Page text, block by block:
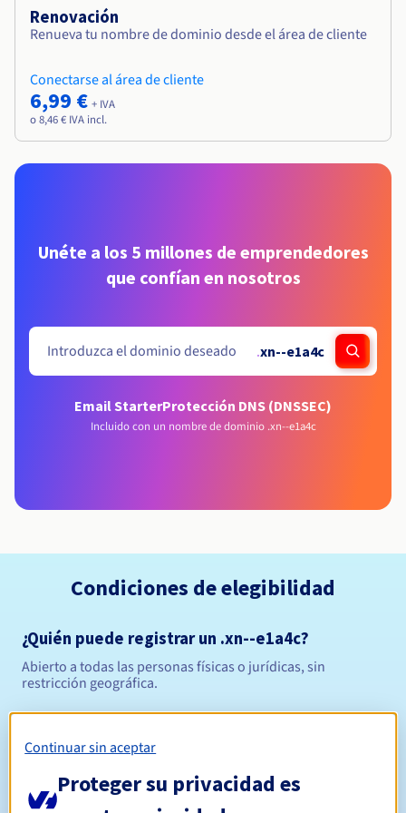
Renovación
Renueva tu nombre de dominio desde el área de cliente
Conectarse al área de cliente
6,99 € + IVA
o 8,46 € IVA incl.
Unéte a los 5 millones de emprendedores
que confían en nosotros
.xn--e1a4c
Email StarterProtección DNS (DNSSEC)
Incluido con un nombre de dominio .xn--e1a4c
Condiciones de elegibilidad
¿Quién puede registrar un .xn--e1a4c?
Abierto a todas las personas físicas o jurídicas, sin
restricción geográfica.
Continuar sin aceptar
Proteger su privacidad es